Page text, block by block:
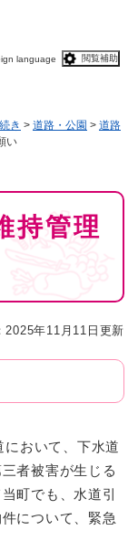
language 閲覧補助
き > 道路・公園 > 道路
い
持管理
2025年11月11日更新
おいて、下水道
者被害が生じる
町でも、水道引
について、緊急